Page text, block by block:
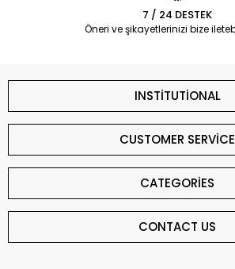
7 / 24 DESTEK
Öneri ve şikayetlerinizi bize
INSTİTUTİONAL
CUSTOMER SERVİCE
CATEGORİES
CONTACT US